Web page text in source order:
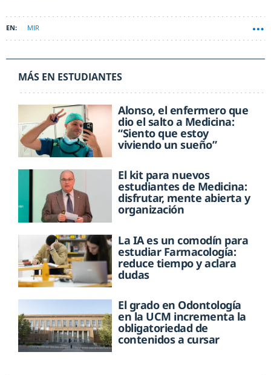
MIR
MÁS EN ESTUDIANTES
Alonso, el enfermero que
dio el salto a Medicina:
“Siento que estoy
viviendo un sueño”
El kit para nuevos
estudiantes de Medicina:
disfrutar, mente abierta y
organización
La IA es un comodín para
estudiar Farmacología:
reduce tiempo y aclara
dudas
El grado en Odontología
en la UCM incrementa la
obligatoriedad de
contenidos a cursar